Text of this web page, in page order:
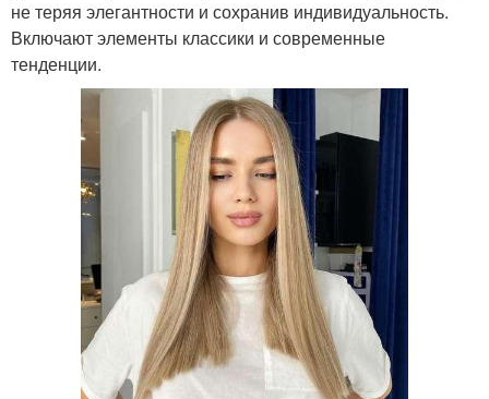
не теряя элегантности и сохранив индивидуальность.
Включают элементы классики и современные
тенденции.